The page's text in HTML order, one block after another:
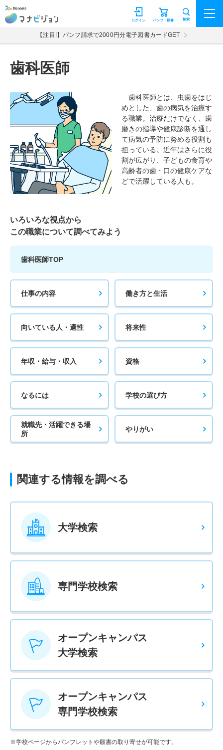
マナビジョン パンフ・願書
ログイン 検索
【注目!】パンフ請求で2000円分電子図書カードGET
歯科医師
歯科医師とは、虫歯をはじ
めとした、歯の病気を治療す
る職業。治療だけでなく、歯
磨きの指導や健康診断を通し
て病気の予防に努める役割も
担っている。近年はさらに役
割が広がり、子どもの食育や
高齢者の歯・口の健康ケアな
どで活躍している人も。
いろいろな視点から
この職業について調べてみよう
歯科医師TOP
仕事の内容 働き方と生活
向いている人・適性 将来性
年収・給与・収入 資格
なるには 学校の選び方
就職先・活躍できる場
所
やりがい
関連する情報を調べる
大学検索
専門学校検索
オープンキャンパス
大学検索
オープンキャンパス
専門学校検索
※学校ページからパンフレットや願書の取り寄せが可能です。